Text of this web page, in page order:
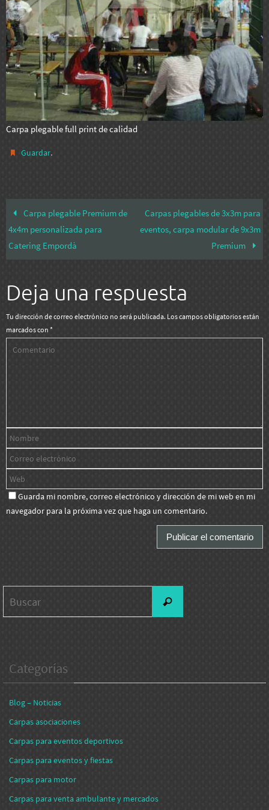
Carpa plegable full print de calidad
Guardar.
Carpa plegable Premium de
4x4m personalizada para
Catering Empordà
Carpas plegables de 3x3m para
eventos, carpa modular de 9x3m
Premium
Deja una respuesta
Tu dirección de correo electrónico no será publicada. Los campos obligatorios están
marcados con *
Guarda mi nombre, correo electrónico y dirección de mi web en mi
navegador para la próxima vez que haga un comentario.
Buscar
Categorías
Blog – Noticias
Carpas asociaciones
Carpas para eventos deportivos
Carpas para eventos y fiestas
Carpas para motor
Carpas para venta ambulante y mercados